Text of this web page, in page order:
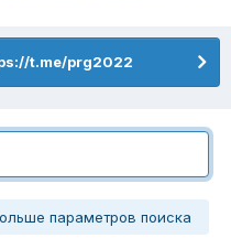
t.me/prg2022
параметров поиска